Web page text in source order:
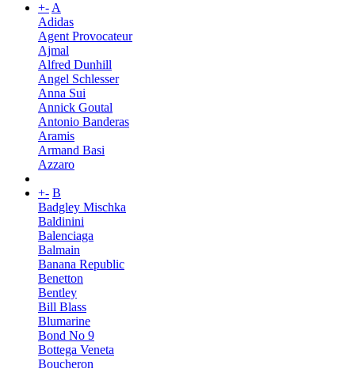
+-A
Adidas
Agent Provocateur
Ajmal
Alfred Dunhill
Angel Schlesser
Anna Sui
Annick Goutal
Antonio Banderas
Aramis
Armand Basi
Azzaro
+- B
Badgley Mischka
Baldinini
Balenciaga
Balmain
Banana Republic
Benetton
Bentley
Bill Blass
Blumarine
Bond No 9
Bottega Veneta
Boucheron